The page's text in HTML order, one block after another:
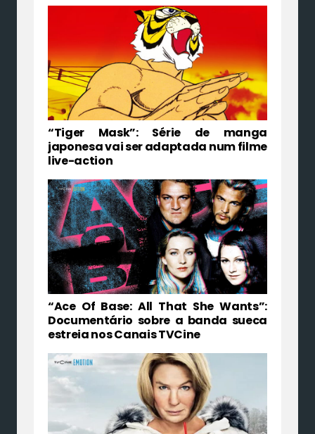
“Tiger Mask”: Série de manga
japonesa vai ser adaptada num filme
live-action
“Ace Of Base: All That She Wants”:
Documentário sobre a banda sueca
estreia nos Canais TVCine